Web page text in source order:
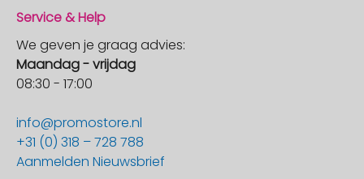
Service & Help
We geven je graag advies:
Maandag - vrijdag
08:30 - 17:00
info@promostore.nl
+31 (0) 318 – 728 788
Aanmelden Nieuwsbrief